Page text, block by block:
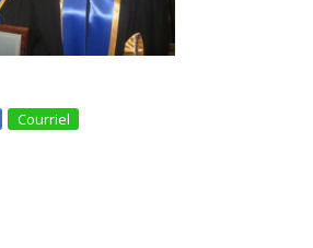
Courriel